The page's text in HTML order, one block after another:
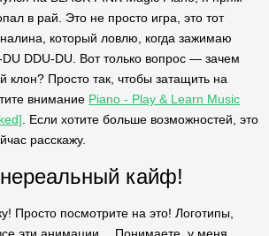
в рай. Это не просто игра, это тот
который ловлю, когда зажимаю
DU DDU-DU. Вот только вопрос — зачем
клон? Просто так, чтобы затащить на
внимание Piano - Play & Learn Music
. Если хотите больше возможностей, это
расскажу.
кайф!
Просто посмотрите на это! Логотипы,